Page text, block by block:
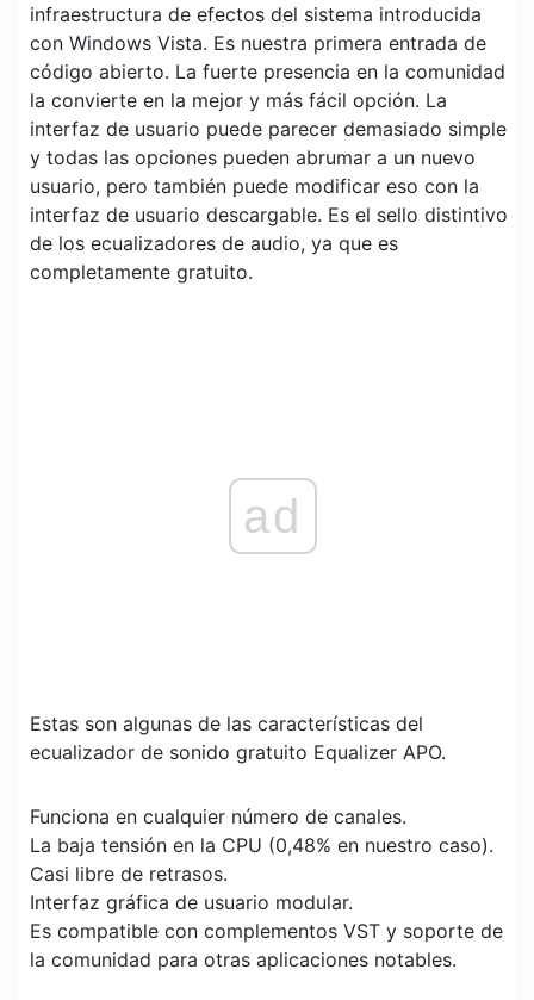
infraestructura de efectos del sistema introducida
con Windows Vista. Es nuestra primera entrada de
código abierto. La fuerte presencia en la comunidad
la convierte en la mejor y más fácil opción. La
interfaz de usuario puede parecer demasiado simple
y todas las opciones pueden abrumar a un nuevo
usuario, pero también puede modificar eso con la
interfaz de usuario descargable. Es el sello distintivo
de los ecualizadores de audio, ya que es
completamente gratuito.
ad
Estas son algunas de las características del
ecualizador de sonido gratuito Equalizer APO.
Funciona en cualquier número de canales.
La baja tensión en la CPU (0,48% en nuestro caso).
Casi libre de retrasos.
Interfaz gráfica de usuario modular.
Es compatible con complementos VST y soporte de
la comunidad para otras aplicaciones notables.